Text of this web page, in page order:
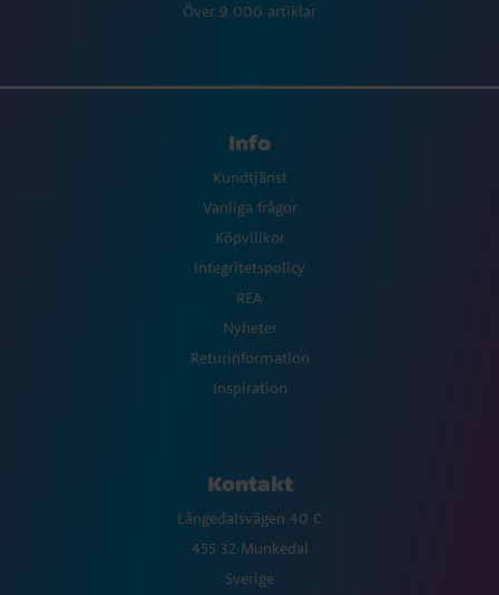
Över 9 000 artiklar
Info
Kundtjänst
Vanliga frågor
Köpvillkor
Integritetspolicy
REA
Nyheter
Returinformation
Inspiration
Kontakt
Långedalsvägen 40 C
455 32 Munkedal
Sverige